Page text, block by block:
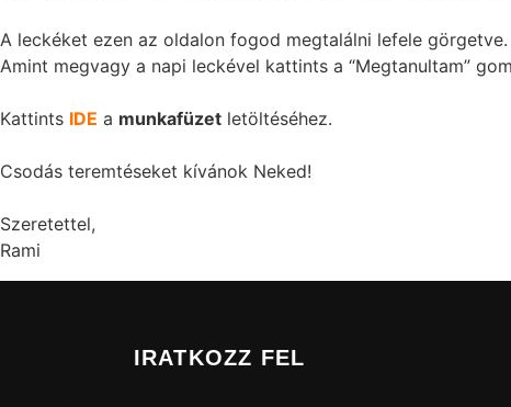
A leckéket ezen az oldalon fogod megtalálni lefele görgetve.
Amint megvagy a napi leckével kattints a “Megtanultam”
Kattints IDE a munkafüzet letöltéséhez.
Csodás teremtéseket kívánok Neked!
Szeretettel,
Rami
IRATKOZZ FEL